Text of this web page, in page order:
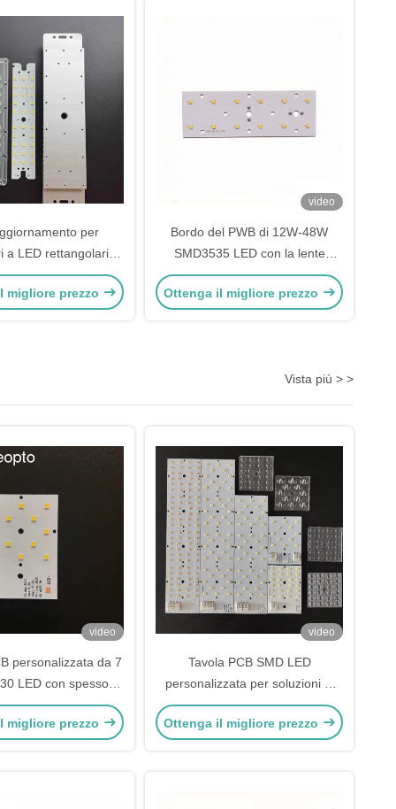
per
a LED rettangolari,
per lampadari SKD
migliore prezzo
video
Bordo del PWB di 12W-48W
SMD3535 LED con la lente
dell'angolo d'apertura 143×70°
per illuminazione stradale
Ottenga il migliore prezzo
Vista più > >
video
personalizzata da 7
LED con spessore
e dimensioni 50x70
mm
migliore prezzo
video
Tavola PCB SMD LED
personalizzata per soluzioni di
illuminazione superiori
Ottenga il migliore prezzo